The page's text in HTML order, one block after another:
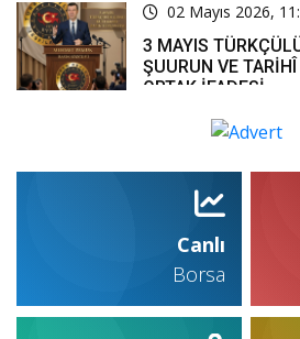
02 Mayıs 2026,
3 MAYIS
ŞUURUN VE
ORTAK İFADESİ
Canlı
Borsa